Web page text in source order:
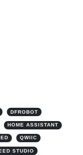
DFROBOT
HOME ASSISTANT
QWIIC
STUDIO